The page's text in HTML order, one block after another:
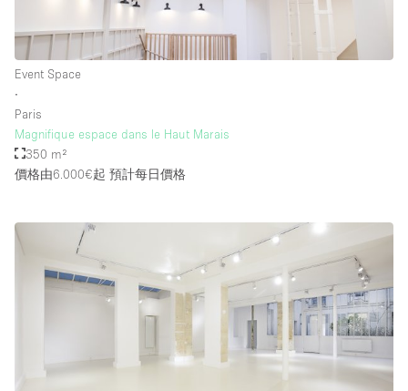
樓層 / 入口
地下室
地面
商場
樓上
其他
Event Space
∙
Paris
Magnifique espace dans le Haut Marais
350 m²
價格由6.000€起 預計每日價格